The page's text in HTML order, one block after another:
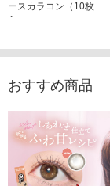
ースカラコン（10枚
入り）
おすすめ商品